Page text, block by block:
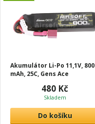
Akumulátor Li-Po 11,1V, 800
mAh, 25C, Gens Ace
480 Kč
Skladem
Do košíku